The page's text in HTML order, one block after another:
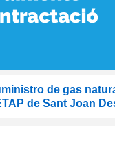
de gas
de Sant Joan